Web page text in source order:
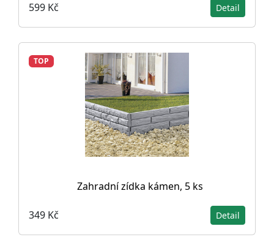
599 Kč Detail
TOP
Zahradní zídka kámen, 5 ks
349 Kč Detail